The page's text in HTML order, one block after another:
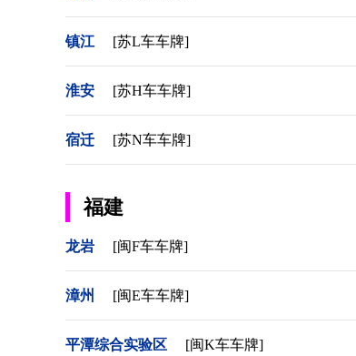
镇江 [苏L车车牌]
淮安 [苏H车车牌]
宿迁 [苏N车车牌]
福建
龙岩 [闽F车车牌]
漳州 [闽E车车牌]
平潭综合实验区 [闽K车车牌]